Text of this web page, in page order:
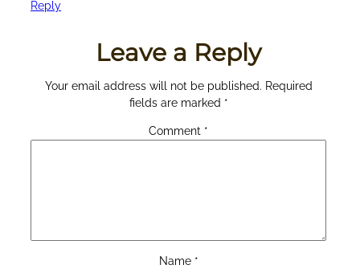
Reply
Leave a Reply
Your email address will not be published. Required
fields are marked *
Comment *
Name *